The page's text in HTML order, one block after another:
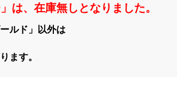
は、在庫無しとなりました。
ルド」以外は
ます。